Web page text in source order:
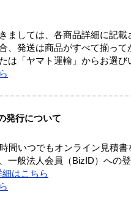
ましては、各商品詳細に記載
、発送は商品がすべて揃って
は「ヤマト運輸」からお選び
発行について
間いつでもオンライン見積書
般法人会員（BizID）への登
はこちら